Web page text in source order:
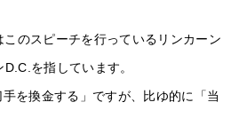
このスピーチを行っているリンカーン
を指しています。
を換金する」ですが、比ゆ的に「当